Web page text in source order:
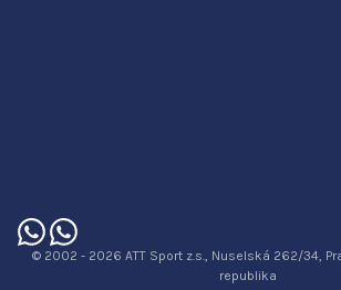
© 2002 - 2026 ATT Sport z.s., Nuselská 262/34,
republika